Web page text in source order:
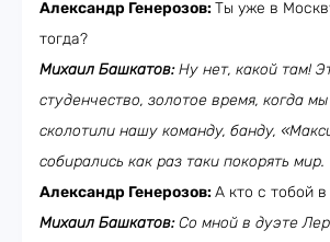
Александр Генерозов:Ты уже в
тогда?
Михаил Башкатов:Ну нет, какой там!
студенчество, золотое время, когда мы
сколотили нашу команду, банду,
собирались как раз таки покорять мир.
Александр Генерозов:А кто с тобой
Михаил Башкатов:Со мной в дуэте